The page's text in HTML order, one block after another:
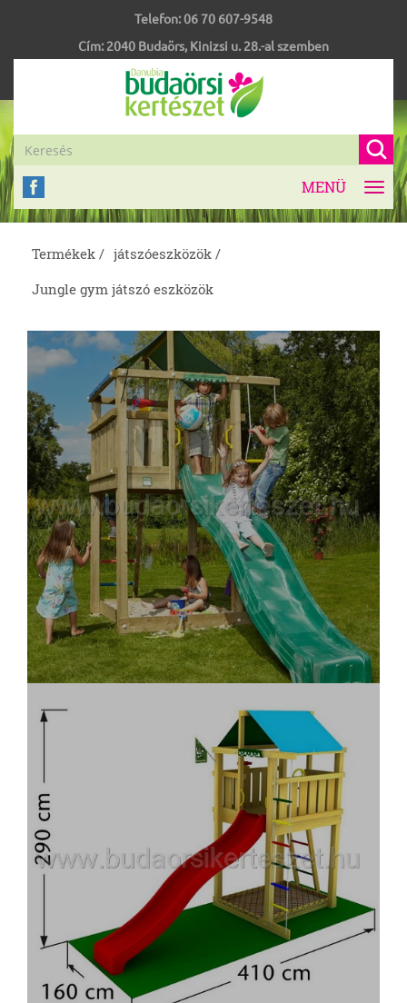
Telefon:06 70 607-9548
Cím: 2040 Budaörs, Kinizsi u. 28.-al szemben
MENÜ
Termékek / játszóeszközök /
Jungle gym játszó eszközök